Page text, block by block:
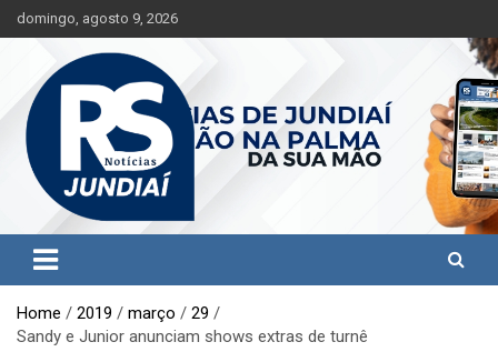
k
t
domingo, agosto 9, 2026
RS Notícias Jundiaí
Jundiaí e região na palma da sua mão!
Home 2019 março
29
Sandy e Junior anunciam shows extras de turnê